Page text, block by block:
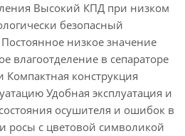
Высокий КПД при низком
безопасный
низкое значение
влагоотделение в сепараторе
Компактная конструкция
Удобная эксплуатация и
осушителя и ошибок в
росы с цветовой символикой